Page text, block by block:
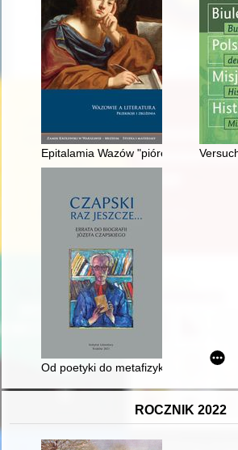
Epitalamia Wazów "piórem ojczystym
Od poetyki do metafizyki : kilka słów o
ROCZNIK 2022